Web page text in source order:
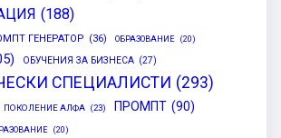
(188)
ГЕНЕРАТОР (36) ОБРАЗОВАНИЕ (20)
ОБУЧЕНИЯ ЗА БИЗНЕСА (27)
СПЕЦИАЛИСТИ (293)
ПОКОЛЕНИЕ АЛФА (23) ПРОМПТ (90)
(20)